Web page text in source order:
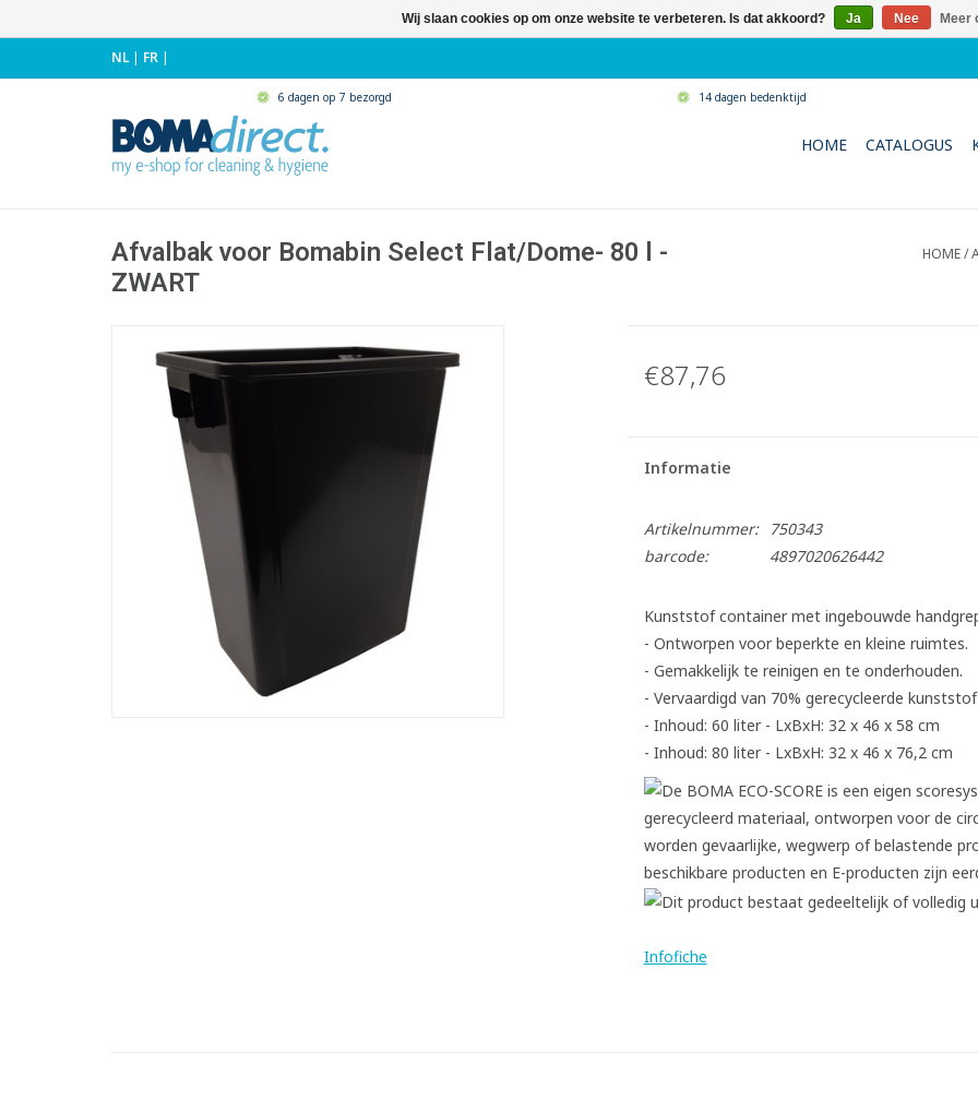
NL| FR |
6 dagen op 7 bezorgd 14 dagen bedenktijd
HOME CATALOGUS
Afvalbak voor Bomabin Select Flat/Dome- 80 l -
ZWART
HOME/
€87,76
Informatie
Artikelnummer:
750343
barcode:
4897020626442
Kunststof container met ingebouwde
- Ontworpen voor beperkte en kleine ruimtes.
- Gemakkelijk te reinigen en te onderhouden.
- Vervaardigd van 70% gerecycleerde kunststof
- Inhoud: 60 liter - LxBxH: 32 x 46 x 58 cm
- Inhoud: 80 liter - LxBxH: 32 x 46 x 76,2 cm
Infofiche
Wij slaan cookies op om onze website te verbeteren. Is dat akkoord? Ja Nee Meer